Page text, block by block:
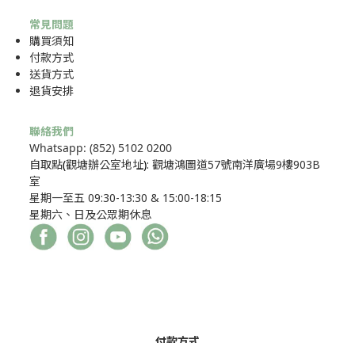
常見問題
購買須知
付款方式
送貨方式
退貨安排
聯絡我們
Whatsapp: (852) 5102 0200
自取點(觀塘辦公室地址): 觀塘鴻圖道57號南洋廣場9樓903B
室
星期一至五 09:30-13:30 & 15:00-18:15
星期六、日及公眾期休息